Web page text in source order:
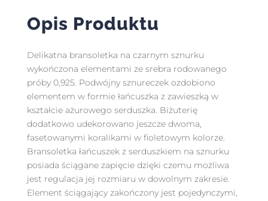
Opis Produktu
Delikatna bransoletka na czarnym sznurku
wykończona elementami ze srebra rodowanego
próby 0,925. Podwójny sznureczek ozdobiono
elementem w formie łańcuszka z zawieszką w
kształcie ażurowego serduszka. Biżuterię
dodatkowo udekorowano jeszcze dwoma,
fasetowanymi koralikami w fioletowym kolorze.
Bransoletka łańcuszek z serduszkiem na sznurku
posiada ściągane zapięcie dzięki czemu możliwa
jest regulacja jej rozmiaru w dowolnym zakresie.
Element ściągający zakończony jest pojedynczymi,